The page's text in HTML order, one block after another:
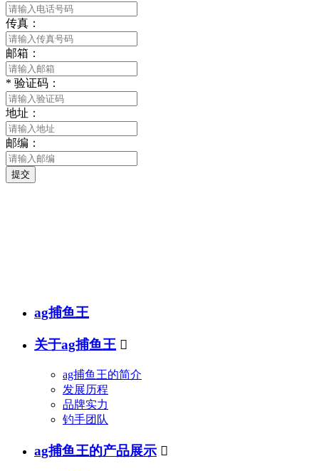
传真：
邮箱：
* 验证码：
地址：
邮编：
提交
ag捕鱼王
关于ag捕鱼王 
ag捕鱼王的简介
发展历程
品牌实力
钓手团队
ag捕鱼王的产品展示 